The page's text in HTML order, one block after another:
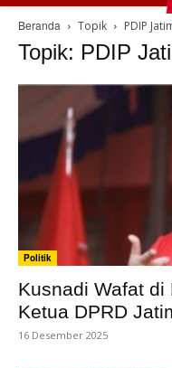
Beranda Topik PDIP
Topik: PDIP
Politik
Kusnadi Wafat di
Ketua DPRD
16 Desember 2025